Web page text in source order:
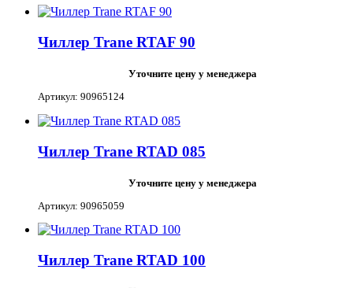
Чиллер Trane RTAF 90
Уточните цену у менеджера
Артикул: 90965124
Чиллер Trane RTAD 085
Уточните цену у менеджера
Артикул: 90965059
Чиллер Trane RTAD 100